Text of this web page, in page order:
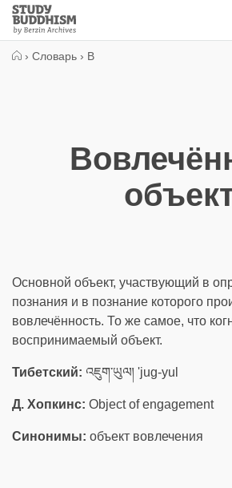
Close
Study
Buddhism
› Словарь › В
Основной объект, участвующий в
познания и в познание которого
вовлечённость. То же самое, что
воспринимаемый объект.
Тибетский: འཇུག་ཡུལ། 'jug-yul
Д. Хопкинс: Ob­ject of engage­ment
Синонимы: объект вовлечения